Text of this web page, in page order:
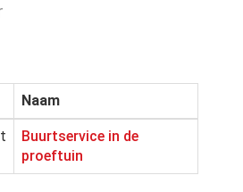
Naam
Buurtservice in de
proeftuin